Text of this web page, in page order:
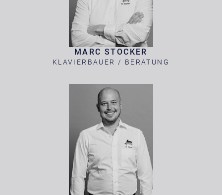
MARC STOCKER
KLAVIERBAUER / BERATUNG